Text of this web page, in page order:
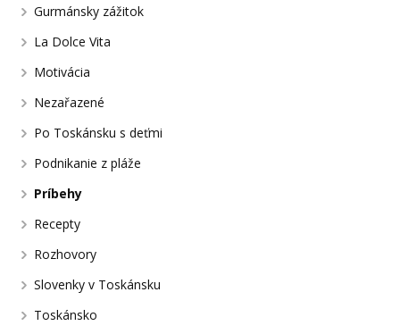
Gurmánsky zážitok
La Dolce Vita
Motivácia
Nezařazené
Po Toskánsku s deťmi
Podnikanie z pláže
Príbehy
Recepty
Rozhovory
Slovenky v Toskánsku
Toskánsko